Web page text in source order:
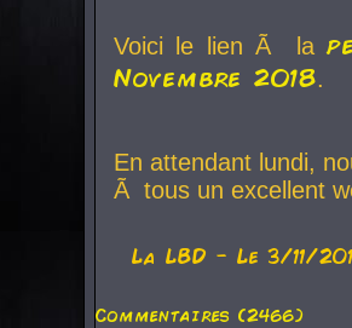
Voici le lien Ã la
Novembre 2018.
En attendant lundi,
Ã tous un excellent
La LBD - Le 3/11/
Commentaires (2466)